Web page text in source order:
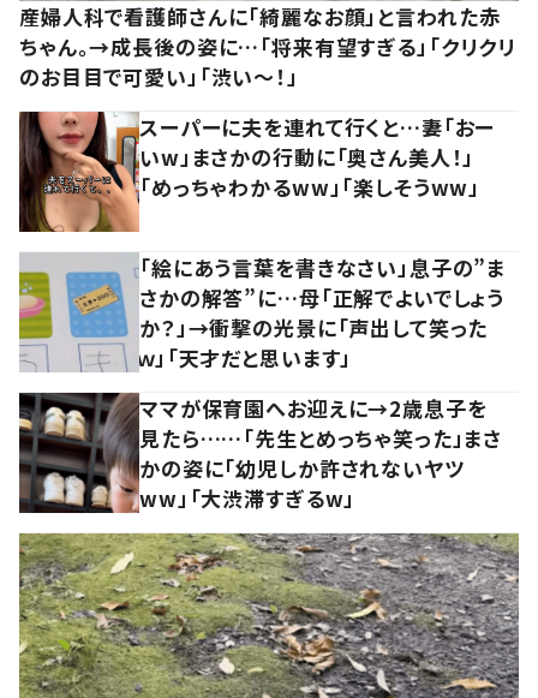
産婦人科で看護師さんに「綺麗なお顔」と言われた赤
ちゃん。→成長後の姿に…「将来有望すぎる」「クリクリ
のお目目で可愛い」「渋い～！」
スーパーに夫を連れて行くと…妻「おー
いw」まさかの行動に「奥さん美人！」
「めっちゃわかるww」「楽しそうww」
「絵にあう言葉を書きなさい」息子の”ま
さかの解答”に…母「正解でよいでしょう
か？」→衝撃の光景に「声出して笑った
ｗ」「天才だと思います」
ママが保育園へお迎えに→2歳息子を
見たら……「先生とめっちゃ笑った」まさ
かの姿に「幼児しか許されないヤツ
ww」「大渋滞すぎるw」